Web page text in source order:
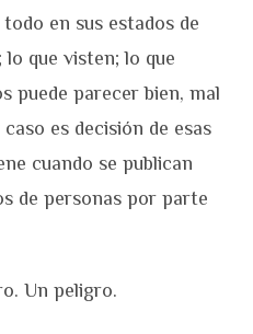
en sus estados de
que visten; lo que
puede parecer bien, mal
es decisión de esas
cuando se publican
de personas por parte
Un peligro.